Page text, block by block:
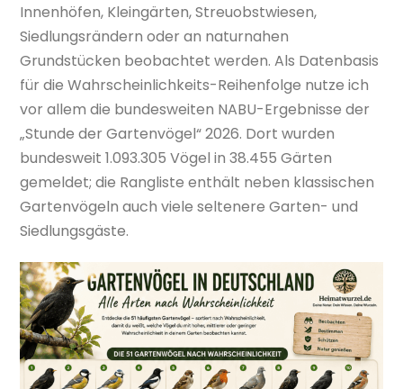
Innenhöfen, Kleingärten, Streuobstwiesen,
Siedlungsrändern oder an naturnahen
Grundstücken beobachtet werden. Als Datenbasis
für die Wahrscheinlichkeits-Reihenfolge nutze ich
vor allem die bundesweiten NABU-Ergebnisse der
„Stunde der Gartenvögel“ 2026. Dort wurden
bundesweit 1.093.305 Vögel in 38.455 Gärten
gemeldet; die Rangliste enthält neben klassischen
Gartenvögeln auch viele seltenere Garten- und
Siedlungsgäste.